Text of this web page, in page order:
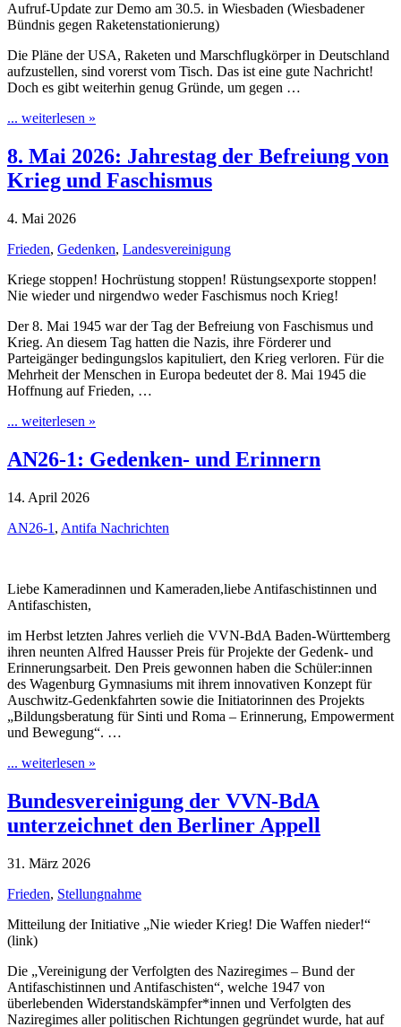
Aufruf-Update zur Demo am 30.5. in Wiesbaden (Wiesbadener
Bündnis gegen Raketenstationierung)
Die Pläne der USA, Raketen und Marschflugkörper in Deutschland
aufzustellen, sind vorerst vom Tisch. Das ist eine gute Nachricht!
Doch es gibt weiterhin genug Gründe, um gegen …
... weiterlesen »
8. Mai 2026: Jahrestag der Befreiung von
Krieg und Faschismus
4. Mai 2026
Frieden, Gedenken, Landesvereinigung
Kriege stoppen! Hochrüstung stoppen! Rüstungsexporte stoppen!
Nie wieder und nirgendwo weder Faschismus noch Krieg!
Der 8. Mai 1945 war der Tag der Befreiung von Faschismus und
Krieg. An diesem Tag hatten die Nazis, ihre Förderer und
Parteigänger bedingungslos kapituliert, den Krieg verloren. Für die
Mehrheit der Menschen in Europa bedeutet der 8. Mai 1945 die
Hoffnung auf Frieden, …
... weiterlesen »
AN26-1: Gedenken- und Erinnern
14. April 2026
AN26-1 , Antifa Nachrichten
Liebe Kameradinnen und Kameraden,liebe Antifaschistinnen und
Antifaschisten,
im Herbst letzten Jahres verlieh die VVN-BdA Baden-Württemberg
ihren neunten Alfred Hausser Preis für Projekte der Gedenk- und
Erinnerungsarbeit. Den Preis gewonnen haben die Schüler:innen
des Wagenburg Gymnasiums mit ihrem innovativen Konzept für
Auschwitz-Gedenkfahrten sowie die Initiatorinnen des Projekts
„Bildungsberatung für Sinti und Roma – Erinnerung, Empowerment
und Bewegung“. …
... weiterlesen »
Bundesvereinigung der VVN-BdA
unterzeichnet den Berliner Appell
31. März 2026
Frieden, Stellungnahme
Mitteilung der Initiative „Nie wieder Krieg! Die Waffen nieder!“
(link)
Die „Vereinigung der Verfolgten des Naziregimes – Bund der
Antifaschistinnen und Antifaschisten“, welche 1947 von
überlebenden Widerstandskämpfer*innen und Verfolgten des
Naziregimes aller politischen Richtungen gegründet wurde, hat auf